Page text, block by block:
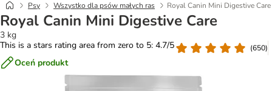
Psy Wszystko dla psów małych ras Royal Canin Mini Digestive Care
Royal Canin Mini Digestive Care
3 kg
This is a stars rating area from zero to 5: 4.7/5
(650)
Oceń produkt